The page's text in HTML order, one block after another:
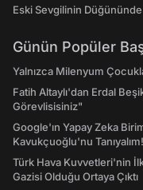
Eski Sevgilinin Düğününde
Günün Popüler
Yalnızca Milenyum
Fatih Altaylı'dan Erdal
Görevlisisiniz"
Google'ın Yapay Zeka
Kavukçuoğlu'nu Tanıyalım!
Türk Hava Kuvvetleri'nin
Gazisi Olduğu Ortaya Çıktı